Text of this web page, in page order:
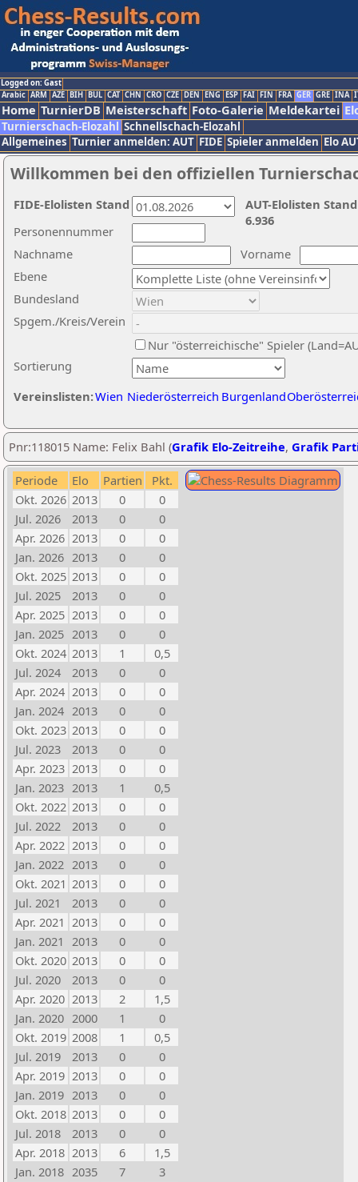
Logged on: Gast
Arabic ARM AZE BIH BUL CAT CHN CRO CZE DEN ENG ESP FAI FIN FRA GER GRE INA
Home TurnierDB Meisterschaft Foto-Galerie Meldekartei
Turnierschach-Elozahl Schnellschach-Elozahl
Allgemeines Turnier anmelden: AUT FIDE Spieler anmelden Elo
Willkommen bei den offiziellen
Nachname
Vorname
Ebene
Sortierung
Personennummer
Bundesland
Spgem./Kreis/Verein
Nur "österreichische" Spieler
Vereinslisten:Wien Niederösterreich Burgenland
AUT-Elolisten
6.936
FIDE-Elolisten Stand
Pnr:118015 Name: Felix Bahl (Grafik Elo-Zeitreihe, Grafik
Periode Elo Partien
Pkt.
Okt. 2026 2013 0
0
Jul. 2026
2013 0
0
Apr. 2026 2013 0
0
Jan. 2026 2013 0
0
Okt. 2025 2013 0
0
Jul. 2025
2013 0
0
Apr. 2025 2013 0
0
Jan. 2025 2013 0
0
Okt. 2024 2013 1
0,5
Jul. 2024
2013 0
0
Apr. 2024 2013 0
0
Jan. 2024 2013 0
0
Okt. 2023 2013 0
0
Jul. 2023
2013 0
0
Apr. 2023 2013 0
0
Jan. 2023 2013 1
0,5
Okt. 2022 2013 0
0
Jul. 2022
2013 0
0
Apr. 2022 2013 0
0
Jan. 2022 2013 0
0
Okt. 2021 2013 0
0
Jul. 2021
2013 0
0
Apr. 2021 2013 0
0
Jan. 2021 2013 0
0
Okt. 2020 2013 0
0
Jul. 2020
2013 0
0
Apr. 2020 2013 2
1,5
Jan. 2020 2000 1
0
Okt. 2019 2008 1
0,5
Jul. 2019
2013 0
0
Apr. 2019 2013 0
0
Jan. 2019 2013 0
0
Okt. 2018 2013 0
0
Jul. 2018
2013 0
0
Apr. 2018 2013 6
1,5
Jan. 2018 2035 7
3